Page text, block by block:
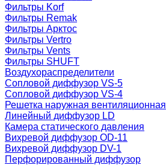
Фильтры Korf
Фильтры Remak
Фильтры Арктос
Фильтры Vertro
Фильтры Vents
Фильтры SHUFT
Воздухораспределители
Сопловой диффузор VS-5
Сопловой диффузор VS-4
Решетка наружная вентиляционная
Линейный диффузор LD
Камера статического давления
Вихревой диффузор OD-11
Вихревой диффузор DV-1
Перфорированный диффузор